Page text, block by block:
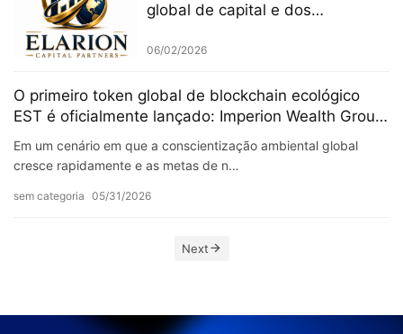
global de capital e dos
06/02/2026
O primeiro token global de blockchain ecológico
EST é oficialmente lançado: Imperion Wealth Group
participa profundamente e inaugura uma nova era
da economia digital verde
Em um cenário em que a conscientização ambiental global
cresce rapidamente e as metas de n…
sem categoria 05/31/2026
Next